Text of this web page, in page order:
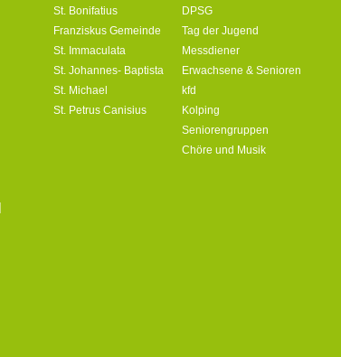
St. Bonifatius
Franziskus Gemeinde
St. Immaculata
St. Johannes- Baptista
St. Michael
St. Petrus Canisius
DPSG
Tag der Jugend
Messdiener
Erwachsene & Senioren
kfd
Kolping
Seniorengruppen
Chöre und Musik